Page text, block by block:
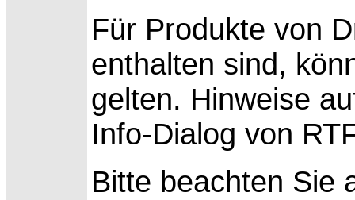
Für Produkte von
enthalten sind,
gelten. Hinweise
Info-Dialog von
Bitte beachten Sie